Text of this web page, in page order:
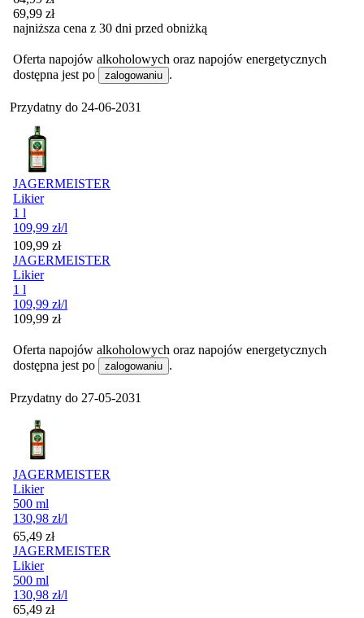
69,99 zł
najniższa cena z 30 dni przed obniżką
Oferta napojów alkoholowych oraz napojów energetycznych
dostępna jest po
zalogowaniu .
Przydatny do 24-06-2031
JAGERMEISTER
Likier
1 l
109,99 zł/l
Cena
109,99 zł
JAGERMEISTER
Likier
1 l
109,99 zł/l
Cena
109,99 zł
Oferta napojów alkoholowych oraz napojów energetycznych
dostępna jest po
zalogowaniu .
Przydatny do 27-05-2031
JAGERMEISTER
Likier
500 ml
130,98 zł/l
Cena
65,49 zł
JAGERMEISTER
Likier
500 ml
130,98 zł/l
Cena
65,49 zł